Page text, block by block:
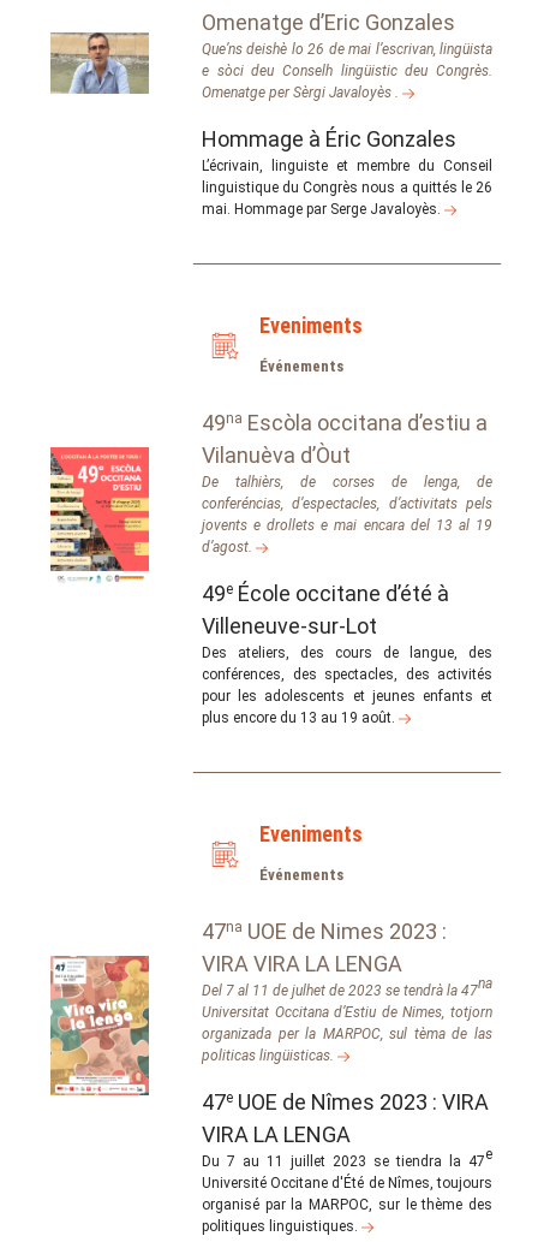
Omenatge d’Eric Gonzales
Que’ns deishè lo 26 de mai l’escrivan, lingüista
e sòci deu Conselh lingüistic deu Congrès.
Omenatge per Sèrgi Javaloyès .
Hommage à Éric Gonzales
L’écrivain, linguiste et membre du Conseil
linguistique du Congrès nous a quittés le 26
mai. Hommage par Serge Javaloyès.
Eveniments
Événements
49na Escòla occitana d’estiu a
Vilanuèva d’Òut
De talhièrs, de corses de lenga, de
conferéncias, d’espectacles, d’activitats pels
jovents e drollets e mai encara del 13 al 19
d’agost.
49e École occitane d’été à
Villeneuve-sur-Lot
Des ateliers, des cours de langue, des
conférences, des spectacles, des activités
pour les adolescents et jeunes enfants et
plus encore du 13 au 19 août.
Eveniments
Événements
47na UOE de Nimes 2023 :
VIRA VIRA LA LENGA
Del 7 al 11 de julhet de 2023 se tendrà la 47na
Universitat Occitana d’Estiu de Nimes, totjorn
organizada per la MARPOC, sul tèma de las
politicas lingüisticas.
47e UOE de Nîmes 2023 : VIRA
VIRA LA LENGA
Du 7 au 11 juillet 2023 se tiendra la 47e
Université Occitane d'Été de Nîmes, toujours
organisé par la MARPOC, sur le thème des
politiques linguistiques.